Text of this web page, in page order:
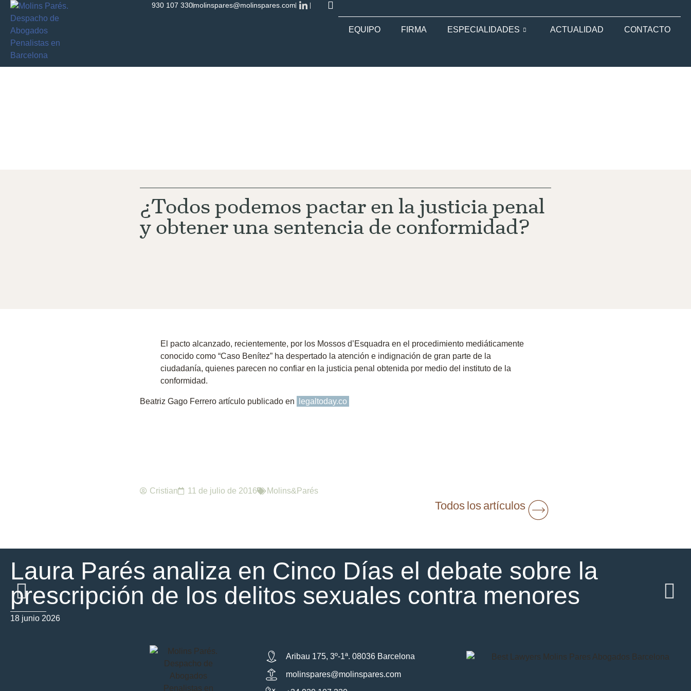
930 107 330molinspares@molinspares.com
EQUIPO FIRMA ESPECIALIDADES ACTUALIDAD CONTACTO
¿Todos podemos pactar en la justicia penal
y obtener una sentencia de conformidad?
El pacto alcanzado, recientemente, por los Mossos d’Esquadra en el procedimiento mediáticamente
conocido como “Caso Benítez” ha despertado la atención e indignación de gran parte de la
ciudadanía, quienes parecen no confiar en la justicia penal obtenida por medio del instituto de la
conformidad.
Beatriz Gago Ferrero artículo publicado en legaltoday.co
Cristian 11 de julio de 2016 Molins&Parés
Todos los artículos
Laura Parés analiza en Cinco Días el debate sobre la
prescripción de los delitos sexuales contra menores
18 junio 2026
Aribau 175, 3º-1ª. 08036 Barcelona
molinspares@molinspares.com